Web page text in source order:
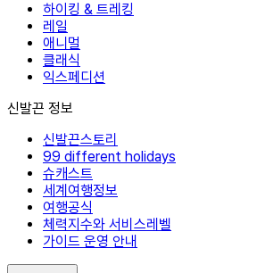
하이킹 & 트레킹
레일
애니멀
클래식
익스페디션
신발끈 정보
신발끈스토리
99 different holidays
슈캐스트
세계여행정보
여행공식
체력지수와 서비스레벨
가이드 운영 안내